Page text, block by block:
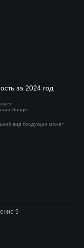
за 2024 год
Google.
вид продукции может
9